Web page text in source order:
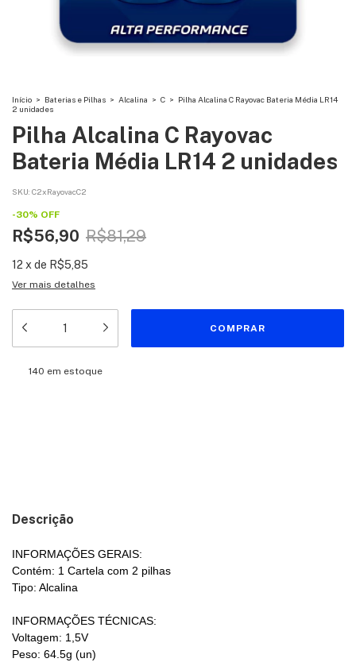
Início > Baterias e Pilhas > Alcalina > C > Pilha Alcalina C Rayovac Bateria Média LR14
2 unidades
Pilha Alcalina C Rayovac
Bateria Média LR14 2 unidades
SKU: C2xRayovacC2
-30% OFF
R$56,90 R$81,29
12 x de R$5,85
Ver mais detalhes
140 em estoque
Descrição
INFORMAÇÕES GERAIS:
Contém: 1 Cartela com 2 pilhas
Tipo: Alcalina
INFORMAÇÕES TÉCNICAS:
Voltagem: 1,5V
Peso: 64.5g (un)